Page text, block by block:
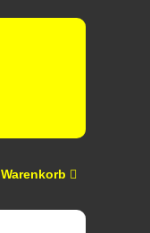
Warenkorb